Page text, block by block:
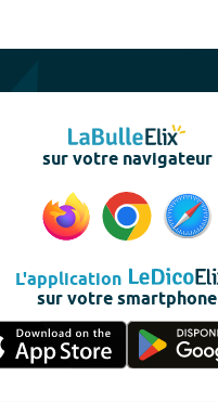
sur votre navigateur
L'application
sur votre smartphone